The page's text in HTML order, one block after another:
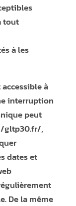
tout
à les
à
interruption
peut
gltp30.fr/,
dates et
De la même